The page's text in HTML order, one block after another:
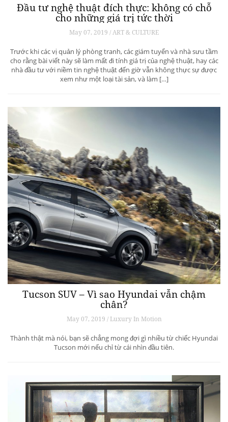
Đầu tư nghệ thuật đích thực: không có chỗ
cho những giá trị tức thời
May 07, 2019 / ART & CULTURE
Trước khi các vị quản lý phòng tranh, các giám tuyển và nhà sưu tầm
cho rằng bài viết này sẽ làm mất đi tính giá trị của nghệ thuật, hay các
nhà đầu tư với niềm tin nghệ thuật đến giờ vẫn không thực sự được
xem như một loại tài sản, và làm […]
Tucson SUV – Vì sao Hyundai vẫn chậm
chân?
May 07, 2019 / Luxury In Motion
Thành thật mà nói, bạn sẽ chẳng mong đợi gì nhiều từ chiếc Hyundai
Tucson mới nếu chỉ từ cái nhìn đầu tiên.